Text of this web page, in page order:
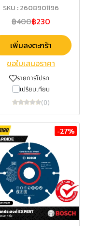
SKU : 2608901196
฿400฿230
เพิ่มลงตะกร้า
ขอใบเสนอราคา
รายการโปรด
เปรียบเทียบ
(0)
-27%